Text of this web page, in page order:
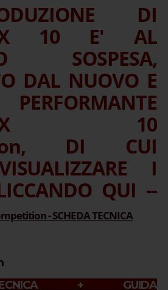
DI
10 E' AL
SOSPESA,
DAL NUOVO E
10
DI CUI
I
QUI --
- SCHEDA TECNICA
+ GUIDA